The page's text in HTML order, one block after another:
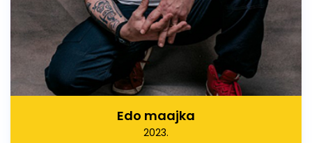
Edo maajka
2023.